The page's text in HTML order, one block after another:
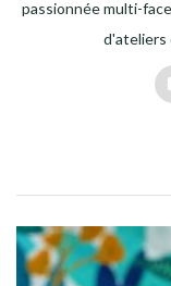
passionnée multi-
d'ateliers